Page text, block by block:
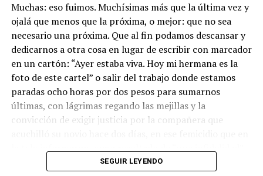
año y pasaron de 73 a 147 casos, un incremento del
101,4%.
Las muertes vinculadas a crímenes de odio se mantienen
altas y con un patrón sostenido. En 2024 se registraron
67 casos (17 asesinatos, 44 muertes por violencia
estructural y 6 suicidios), mientras que en 2025 la cifra
ascendió a 80 (16 asesinatos, 53 muertes por violencia
estructural y 11 suicidios), es decir, un aumento del
Las mujeres trans siguen siendo las más afectadas y
Lo que no se puede creer
Muchas: eso fuimos. Muchísimas más que la última vez y
ojalá que menos que la próxima, o mejor: que no sea
necesario una próxima. Que al fin podamos descansar y
dedicarnos a otra cosa en lugar de escribir con marcador
en un cartón: “Ayer estaba viva. Hoy mi hermana es la
foto de este cartel” o salir del trabajo donde estamos
paradas ocho horas por dos pesos para sumarnos
últimas, con lágrimas regando las mejillas y la
convicción de exigir justicia por la compañera que
Con esa orfandad de sensibilidad y respeto, que abona el
SEGUIR LEYENDO